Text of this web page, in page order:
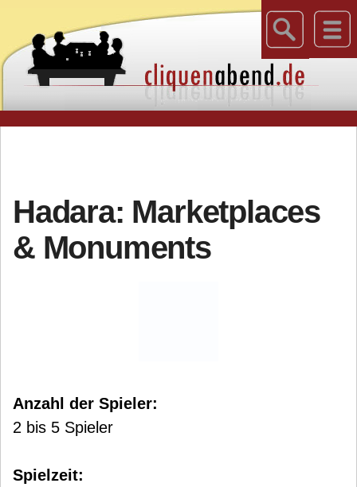
Hadara: Marketplaces
& Monuments
Anzahl der Spieler:
2 bis 5 Spieler
Spielzeit: